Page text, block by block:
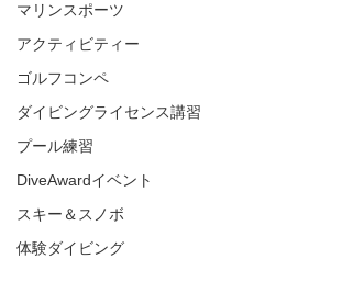
マリンスポーツ
アクティビティー
ゴルフコンペ
ダイビングライセンス講習
プール練習
DiveAwardイベント
スキー＆スノボ
体験ダイビング